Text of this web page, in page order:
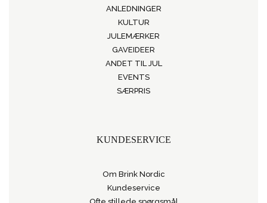
ANLEDNINGER
KULTUR
JULEMÆRKER
GAVEIDEER
ANDET TIL JUL
EVENTS
SÆRPRIS
KUNDESERVICE
Om Brink Nordic
Kundeservice